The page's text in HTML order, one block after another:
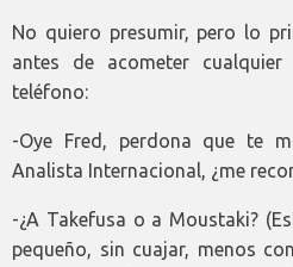
No quiero presumir, pero lo
antes de acometer
teléfono:
-Oye Fred, perdona que te
Analista Internacional, ¿me
-¿A Takefusa o a Moustaki?
pequeño, sin cuajar, menos